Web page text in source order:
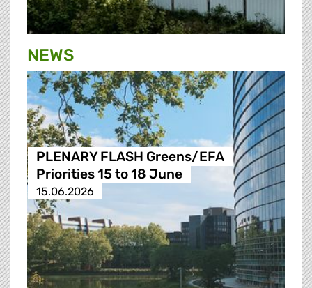
NEWS
PLENARY FLASH Greens/EFA
Priorities 15 to 18 June
15.06.2026